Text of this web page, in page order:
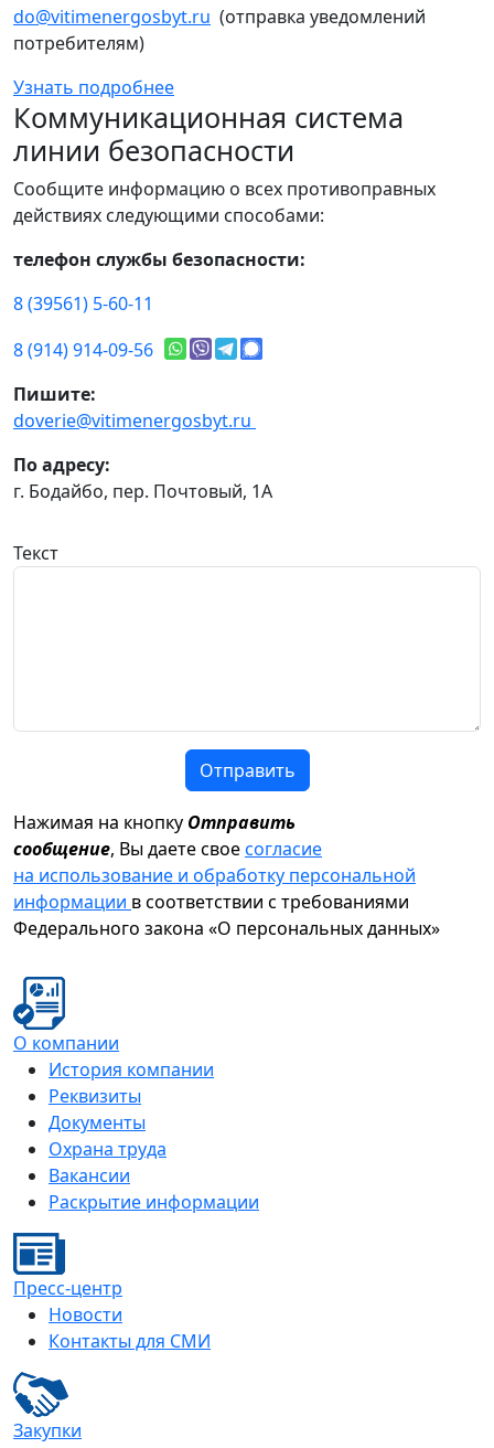
do@vitimenergosbyt.ru (отправка уведомлений
потребителям)
Узнать подробнее
Коммуникационная система
линии безопасности
Сообщите информацию о всех противоправных
действиях следующими способами:
телефон службы безопасности:
8 (39561) 5-60-11
8 (914) 914-09-56
Пишите:
doverie@vitimenergosbyt.ru
По адресу:
г. Бодайбо, пер. Почтовый, 1А
Текст
Отправить
Нажимая на кнопку Отправить
сообщение, Вы даете своесогласие
на использование и обработку персональной
информации в соответствии с требованиями
Федерального закона «О персональных данных»
О компании
История компании
Реквизиты
Документы
Охрана труда
Вакансии
Раскрытие информации
Пресс-центр
Новости
Контакты для СМИ
Закупки